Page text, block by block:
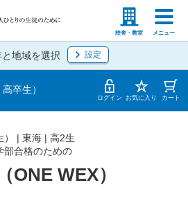
校舎・教室 メニュー
高等学校の先生
地域を選択 設定
卒生）
ログイン お気に入り カート
ONE WEX）
| 東海 | 高2生
部合格のための